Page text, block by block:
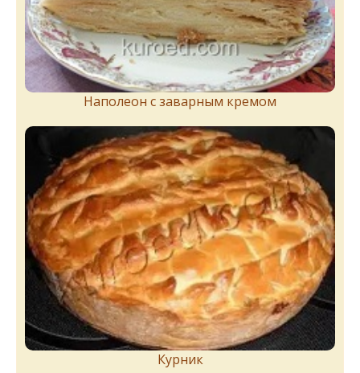
Наполеон с заварным кремом
Курник